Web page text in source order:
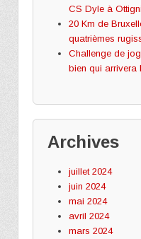
CS Dyle à
20 Km de
quatrièmes
Challenge de
bien qui arrivera
Archives
juillet 2024
juin 2024
mai 2024
avril 2024
mars 2024